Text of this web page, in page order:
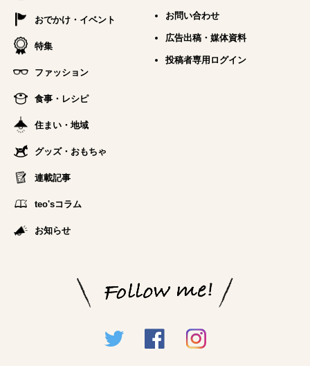
おでかけ・イベント
特集
ファッション
食事・レシピ
住まい・地域
グッズ・おもちゃ
連載記事
teo'sコラム
お知らせ
お問い合わせ
広告出稿・媒体資料
投稿者専用ログイン